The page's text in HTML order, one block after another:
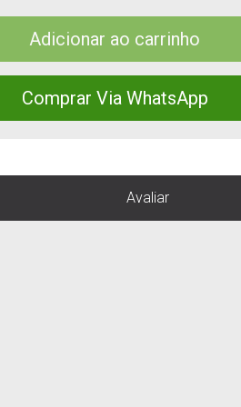
Adicionar ao carrinho
Comprar Via WhatsApp
Avaliar